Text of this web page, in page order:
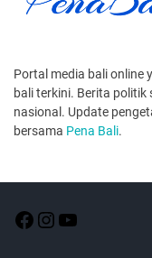
Portal media bali online
bali terkini. Berita politik
nasional. Update
bersama Pena Bali.